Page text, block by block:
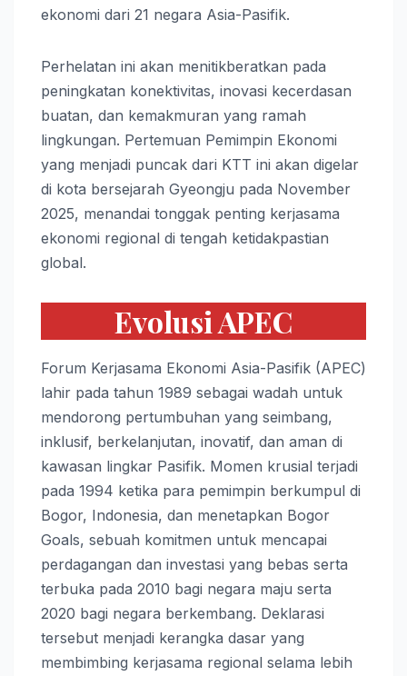
ekonomi dari 21 negara Asia-Pasifik.
Perhelatan ini akan menitikberatkan pada
peningkatan konektivitas, inovasi kecerdasan
buatan, dan kemakmuran yang ramah
lingkungan. Pertemuan Pemimpin Ekonomi
yang menjadi puncak dari KTT ini akan digelar
di kota bersejarah Gyeongju pada November
2025, menandai tonggak penting kerjasama
ekonomi regional di tengah ketidakpastian
global.
Evolusi APEC
Forum Kerjasama Ekonomi Asia-Pasifik (APEC)
lahir pada tahun 1989 sebagai wadah untuk
mendorong pertumbuhan yang seimbang,
inklusif, berkelanjutan, inovatif, dan aman di
kawasan lingkar Pasifik. Momen krusial terjadi
pada 1994 ketika para pemimpin berkumpul di
Bogor, Indonesia, dan menetapkan Bogor
Goals, sebuah komitmen untuk mencapai
perdagangan dan investasi yang bebas serta
terbuka pada 2010 bagi negara maju serta
2020 bagi negara berkembang. Deklarasi
tersebut menjadi kerangka dasar yang
membimbing kerjasama regional selama lebih